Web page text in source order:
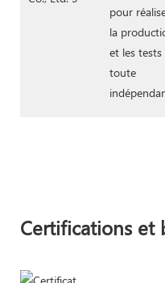
pour
la
et les tests
toute
Certifications et